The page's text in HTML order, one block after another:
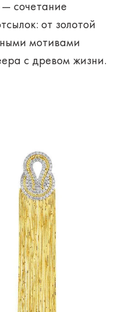
сочетание
от золотой
мотивами
с древом жизни.